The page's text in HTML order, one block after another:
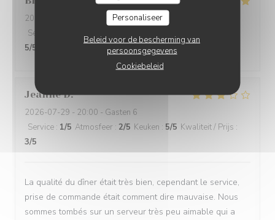
Personaliseer
Beleid voor de bescherming van
persoonsgegevens
Cookiebeleid
2026-08-04
- 12:30 - Gasten 2
Service
5/5
Jeanne D
2026-07-29 - 20:00 - Gasten 6
Service : 1/5 Atmosfeer : 2/5 Keuken : 5/5 Kwaliteit / Prijs :
3/5
La qualité du dîner était très bien, cependant le service,
prise de commande était comment dire mauvaise. Nous
sommes tombés sur un serveur très peu aimable qui a